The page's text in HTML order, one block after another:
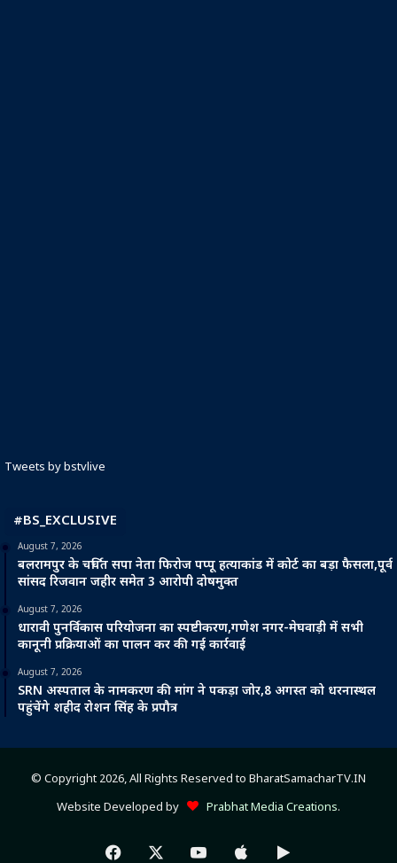
Tweets by bstvlive
#BS_EXCLUSIVE
August 7, 2026
बलरामपुर के चर्चित सपा नेता फिरोज पप्पू हत्याकांड में कोर्ट का बड़ा फैसला,पूर्व
सांसद रिजवान जहीर समेत 3 आरोपी दोषमुक्त
August 7, 2026
धारावी पुनर्विकास परियोजना का स्पष्टीकरण,गणेश नगर-मेघवाड़ी में सभी
कानूनी प्रक्रियाओं का पालन कर की गई कार्रवाई
August 7, 2026
SRN अस्पताल के नामकरण की मांग ने पकड़ा जोर,8 अगस्त को धरनास्थल
पहुंचेंगे शहीद रोशन सिंह के प्रपौत्र
© Copyright 2026, All Rights Reserved to BharatSamacharTV.IN
Website Developed by
Prabhat Media Creations.
Facebook YouTubeAppleGoogle